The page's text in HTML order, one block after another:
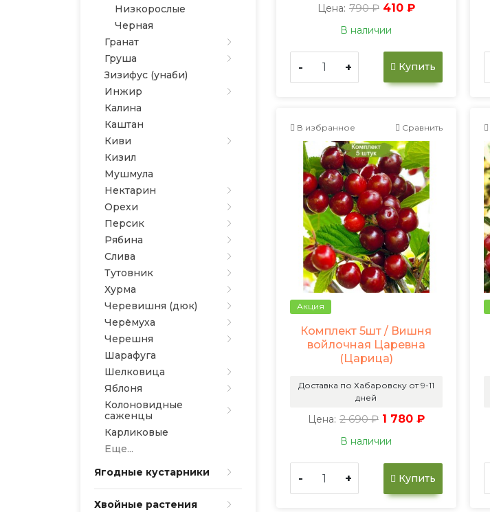
Низкорослые
Черная
Гранат
Груша
Зизифус (унаби)
Инжир
Калина
Каштан
Киви
Кизил
Мушмула
Нектарин
Орехи
Персик
Рябина
Слива
Тутовник
Хурма
Черевишня (дюк)
Черёмуха
Черешня
Шарафуга
Шелковица
Яблоня
Колоновидные
саженцы
Карликовые
Еще...
Ягодные кустарники
Хвойные растения
Цена: 790 ₽ 410 ₽
В наличии
- + Купить
В избранное Сравнить
Акция
Комплект 5шт / Вишня
войлочная Царевна
(Царица)
Доставка по Хабаровску от 9-11
дней
Цена: 2 690 ₽ 1 780 ₽
В наличии
- + Купить